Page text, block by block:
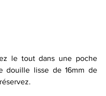
le tout dans une poche
douille lisse de 16mm de